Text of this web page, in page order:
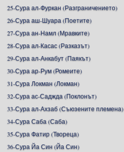
25-Сура ал-Фуркан (Разграничението)
26-Сура аш-Шуара (Поетите)
27-Сура ан-Намл (Мравките)
28-Сура ал-Касас (Разказът)
29-Сура ал-Анкабут (Паякът)
30-Сура ар-Рум (Ромеите)
31-Сура Локман (Локман)
32-Сура ас-Саджда (Поклонът)
33-Сура ал-Ахзаб (Съюзените племена)
34-Сура Саба (Саба)
35-Сура Фатир (Твореца)
36-Сура Йа Син (Йа Син)